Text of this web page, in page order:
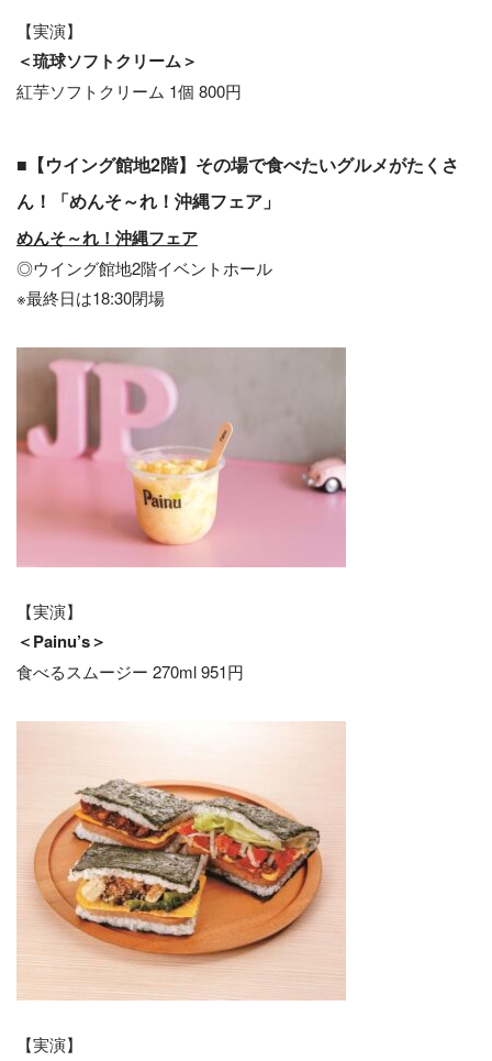
【実演】
＜琉球ソフトクリーム＞
紅芋ソフトクリーム 1個 800円
■【ウイング館地2階】その場で食べたいグルメがたくさ
ん！「めんそ～れ！沖縄フェア」
めんそ～れ！沖縄フェア
◎ウイング館地2階イベントホール
※最終日は18:30閉場
【実演】
＜Painu’s＞
食べるスムージー 270ml 951円
【実演】